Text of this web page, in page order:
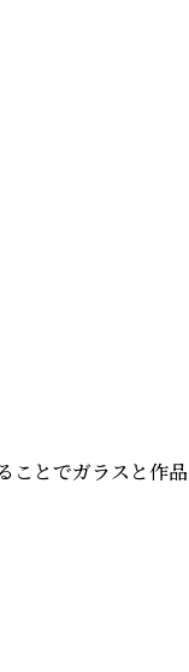
でガラスと